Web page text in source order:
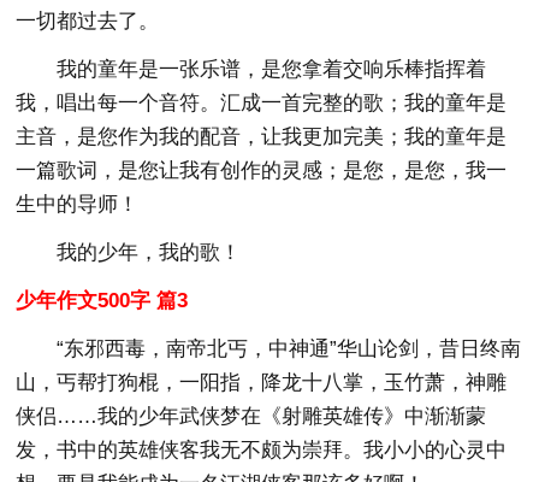
一切都过去了。
我的童年是一张乐谱，是您拿着交响乐棒指挥着
我，唱出每一个音符。汇成一首完整的歌；我的童年是
主音，是您作为我的配音，让我更加完美；我的童年是
一篇歌词，是您让我有创作的灵感；是您，是您，我一
生中的导师！
我的少年，我的歌！
少年作文500字 篇3
“东邪西毒，南帝北丐，中神通”华山论剑，昔日终南
山，丐帮打狗棍，一阳指，降龙十八掌，玉竹萧，神雕
侠侣……我的少年武侠梦在《射雕英雄传》中渐渐蒙
发，书中的英雄侠客我无不颇为崇拜。我小小的心灵中